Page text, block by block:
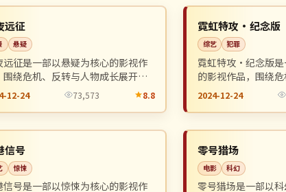
远征
悬疑
远征是一部以悬疑为核心的影视作
围绕危机、反转与人物成长展开，
节奏紧凑，值得推荐观看。
12-24 73,573 8.8
日本
霓虹特攻·纪念版
综艺 犯罪
霓虹特攻·纪念版
的影视作品，围绕
长展开，整体节奏
看。
2024-12-24
信号
惊悚
信号是一部以惊悚为核心的影视作
中国
零号猎场
电影 科幻
零号猎场是一部以